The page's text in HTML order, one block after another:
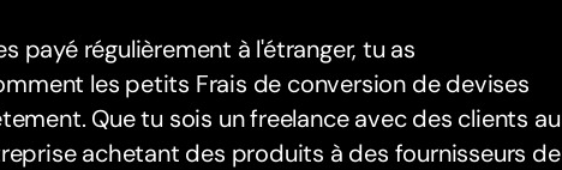
payé régulièrement à l'étranger, tu as
les petits Frais de conversion de devises
Que tu sois un freelance avec des clients au
achetant des produits à des fournisseurs de